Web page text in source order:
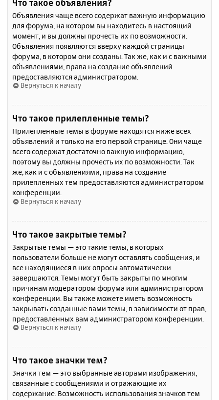
Что такое объявления?
Объявления чаще всего содержат важную информацию
для форума, на котором вы находитесь в настоящий
момент, и вы должны прочесть их по возможности.
Объявления появляются вверху каждой страницы
форума, в котором они созданы. Так же, как и с важными
объявлениями, права на создание объявлений
предоставляются администратором.
Вернуться к началу
Что такое прилепленные темы?
Прилепленные темы в форуме находятся ниже всех
объявлений и только на его первой странице. Они чаще
всего содержат достаточно важную информацию,
поэтому вы должны прочесть их по возможности. Так
же, как и с объявлениями, права на создание
прилепленных тем предоставляются администратором
конференции.
Вернуться к началу
Что такое закрытые темы?
Закрытые темы — это такие темы, в которых
пользователи больше не могут оставлять сообщения, и
все находящиеся в них опросы автоматически
завершаются. Темы могут быть закрыты по многим
причинам модератором форума или администратором
конференции. Вы также можете иметь возможность
закрывать созданные вами темы, в зависимости от прав,
предоставленных вам администратором конференции.
Вернуться к началу
Что такое значки тем?
Значки тем — это выбранные авторами изображения,
связанные с сообщениями и отражающие их
содержание. Возможность использования значков тем